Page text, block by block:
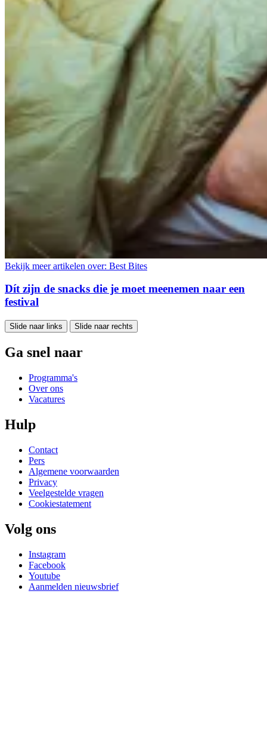
Bekijk meer artikelen over: Best Bites
Dít zijn de snacks die je moet meenemen naar een
festival
Slide naar links Slide naar rechts
Ga snel naar
Programma's
Over ons
Vacatures
Hulp
Contact
Pers
Algemene voorwaarden
Privacy
Veelgestelde vragen
Cookiestatement
Volg ons
Instagram
Facebook
Youtube
Aanmelden nieuwsbrief